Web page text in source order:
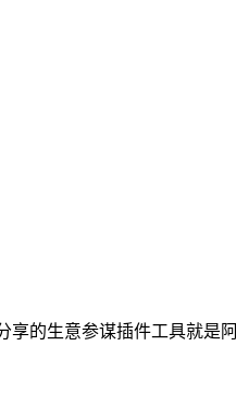
的生意参谋插件工具就是